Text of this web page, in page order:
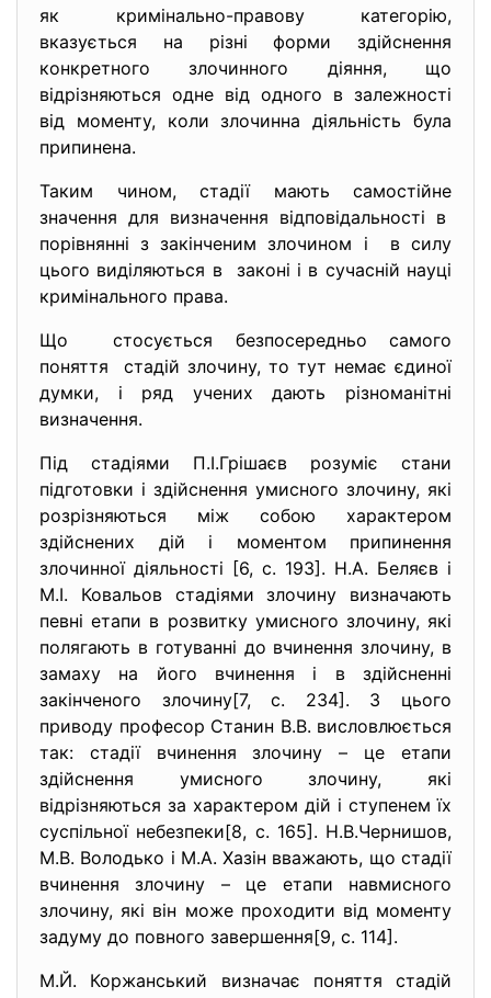
як кримінально-правову категорію,
вказується на різні форми здійснення
конкретного злочинного діяння, що
відрізняються одне від одного в залежності
від моменту, коли злочинна діяльність була
припинена.
Таким чином, стадії мають самостійне
значення для визначення відповідальності в
порівнянні з закінченим злочином і в силу
цього виділяються в законі і в сучасній науці
кримінального права.
Що стосується безпосередньо самого
поняття стадій злочину, то тут немає єдиної
думки, і ряд учених дають різноманітні
визначення.
Під стадіями П.І.Грішаєв розуміє стани
підготовки і здійснення умисного злочину, які
розрізняються між собою характером
здійснених дій і моментом припинення
злочинної діяльності [6, с. 193]. Н.А. Беляєв і
М.І. Ковальов стадіями злочину визначають
певні етапи в розвитку умисного злочину, які
полягають в готуванні до вчинення злочину, в
замаху на його вчинення і в здійсненні
закінченого злочину[7, с. 234]. З цього
приводу професор Станин В.В. висловлюється
так: стадії вчинення злочину – це етапи
здійснення умисного злочину, які
відрізняються за характером дій і ступенем їх
суспільної небезпеки[8, с. 165]. Н.В.Чернишов,
М.В. Володько і М.А. Хазін вважають, що стадії
вчинення злочину – це етапи навмисного
злочину, які він може проходити від моменту
задуму до повного завершення[9, с. 114].
М.Й. Коржанський визначає поняття стадій